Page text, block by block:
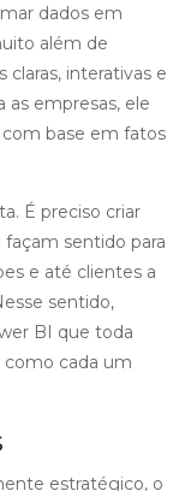
dados em
além de
claras, interativas e
as empresas, ele
base em fatos
É preciso criar
sentido para
e até clientes a
sentido,
BI que toda
cada um
estratégico, o